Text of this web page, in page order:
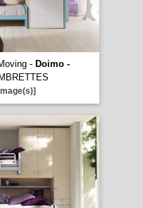
- Doimo -